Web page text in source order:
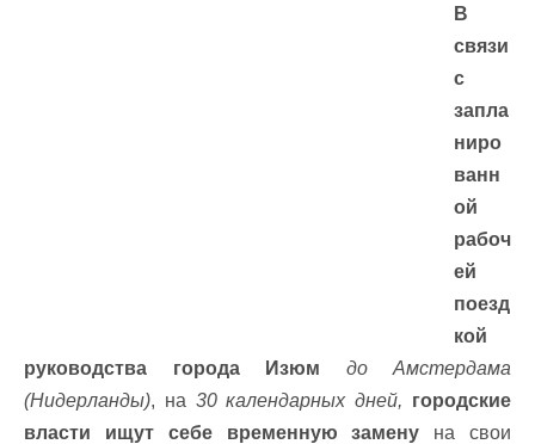
В
связи
с
запла
ниро
ванн
ой
рабоч
ей
поезд
кой
руководства города Изюм
до Амстердама
(Нидерланды), на 30 календарных дней, городские
власти ищут себе временную замену на свои